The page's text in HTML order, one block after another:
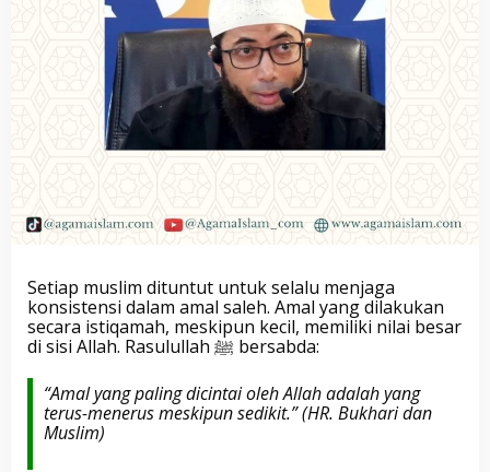
Setiap muslim dituntut untuk selalu menjaga
konsistensi dalam amal saleh. Amal yang dilakukan
secara istiqamah, meskipun kecil, memiliki nilai besar
di sisi Allah. Rasulullah ﷺ bersabda:
“Amal yang paling dicintai oleh Allah adalah yang
terus-menerus meskipun sedikit.”(HR. Bukhari dan
Muslim)